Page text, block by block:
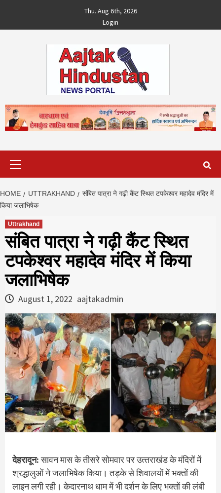
content
Thu. Aug 6th, 2026
Login
HOME UTTRAKHAND
संबित पात्रा ने गढ़ी कैंट स्थित टपकेश्वर महादेव मंदिर में
किया जलाभिषेक
Uttrakhand
संबित पात्रा ने गढ़ी कैंट स्थित
टपकेश्वर महादेव मंदिर में किया
जलाभिषेक
August 1, 2022 aajtakadmin
देहरादून:सावन मास के तीसरे सोमवार पर उत्‍तराखंड के मंदिरों में
श्रद्धालुओं ने जलाभिषेक किया। तड़के से शिवालयों में भक्‍तों की
लाइन लगी रही। केदारनाथ धाम में भी दर्शन के लिए भक्तों की लंबी